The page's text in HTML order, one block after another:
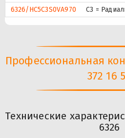
6326/HC5C3S0VA970
C3 =
Профессиональная
372 16
Технические
6326